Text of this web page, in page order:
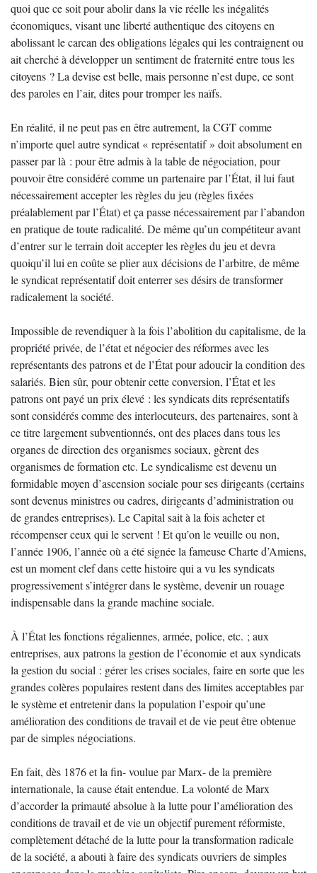
quoi que ce soit pour abolir dans la vie réelle les inégalités
économiques, visant une liberté authentique des citoyens en
abolissant le carcan des obligations légales qui les contraignent ou
ait cherché à développer un sentiment de fraternité entre tous les
citoyens ? La devise est belle, mais personne n’est dupe, ce sont
des paroles en l’air, dites pour tromper les naïfs.
En réalité, il ne peut pas en être autrement, la CGT comme
n’importe quel autre syndicat « représentatif » doit absolument en
passer par là : pour être admis à la table de négociation, pour
pouvoir être considéré comme un partenaire par l’État, il lui faut
nécessairement accepter les règles du jeu (règles fixées
préalablement par l’État) et ça passe nécessairement par l’abandon
en pratique de toute radicalité. De même qu’un compétiteur avant
d’entrer sur le terrain doit accepter les règles du jeu et devra
quoiqu’il lui en coûte se plier aux décisions de l’arbitre, de même
le syndicat représentatif doit enterrer ses désirs de transformer
radicalement la société.
Impossible de revendiquer à la fois l’abolition du capitalisme, de la
propriété privée, de l’état et négocier des réformes avec les
représentants des patrons et de l’État pour adoucir la condition des
salariés. Bien sûr, pour obtenir cette conversion, l’État et les
patrons ont payé un prix élevé : les syndicats dits représentatifs
sont considérés comme des interlocuteurs, des partenaires, sont à
ce titre largement subventionnés, ont des places dans tous les
organes de direction des organismes sociaux, gèrent des
organismes de formation etc. Le syndicalisme est devenu un
formidable moyen d’ascension sociale pour ses dirigeants (certains
sont devenus ministres ou cadres, dirigeants d’administration ou
de grandes entreprises). Le Capital sait à la fois acheter et
récompenser ceux qui le servent ! Et qu’on le veuille ou non,
l’année 1906, l’année où a été signée la fameuse Charte d’Amiens,
est un moment clef dans cette histoire qui a vu les syndicats
progressivement s’intégrer dans le système, devenir un rouage
indispensable dans la grande machine sociale.
À l’État les fonctions régaliennes, armée, police, etc. ; aux
entreprises, aux patrons la gestion de l’économie et aux syndicats
la gestion du social : gérer les crises sociales, faire en sorte que les
grandes colères populaires restent dans des limites acceptables par
le système et entretenir dans la population l’espoir qu’une
amélioration des conditions de travail et de vie peut être obtenue
par de simples négociations.
En fait, dès 1876 et la fin- voulue par Marx- de la première
internationale, la cause était entendue. La volonté de Marx
d’accorder la primauté absolue à la lutte pour l’amélioration des
conditions de travail et de vie un objectif purement réformiste,
complètement détaché de la lutte pour la transformation radicale
de la société, a abouti à faire des syndicats ouvriers de simples